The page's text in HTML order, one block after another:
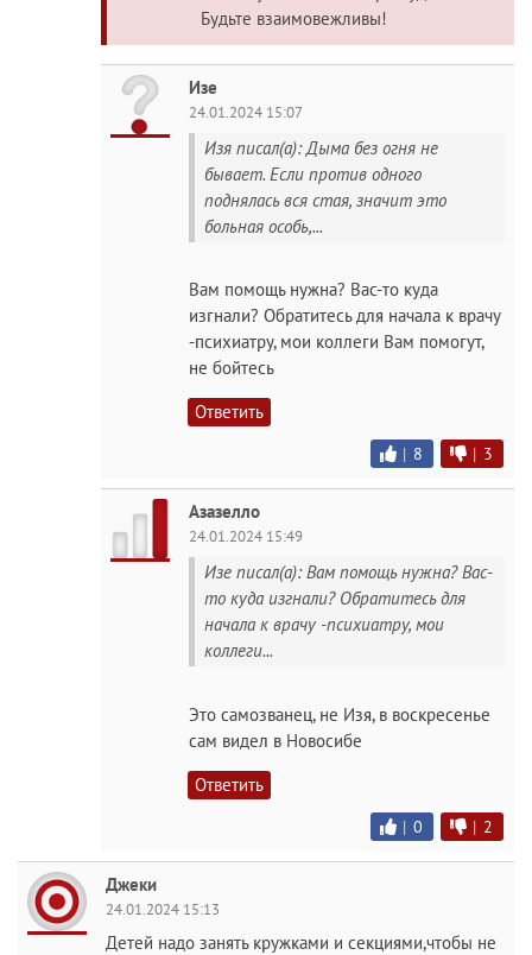
Будьте взаимовежливы!
Изе
24.01.2024 15:07
Изя писал(а): Дыма без огня не
бывает. Если против одного
поднялась вся стая, значит это
больная особь,...
Вам помощь нужна? Вас-то куда
изгнали? Обратитесь для начала к врачу
-психиатру, мои коллеги Вам помогут,
не бойтесь
Ответить
| 8 | 3
Азазелло
24.01.2024 15:49
Изе писал(а): Вам помощь нужна? Вас-
то куда изгнали? Обратитесь для
начала к врачу -психиатру, мои
коллеги...
Это самозванец, не Изя, в воскресенье
сам видел в Новосибе
Ответить
| 0 | 2
Джеки
24.01.2024 15:13
Детей надо занять кружками и секциями,чтобы не